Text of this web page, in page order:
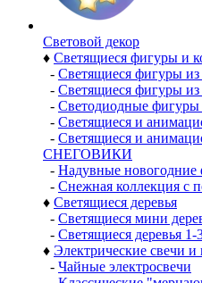
Световой декор
♦ Светящиеся фигуры и
- Светящиеся фигуры из
- Светящиеся фигуры
- Светодиодные
- Светящиеся и
- Светящиеся и
СНЕГОВИКИ
- Надувные новогодние
- Снежная коллекция с
♦ Светящиеся деревья
- Светящиеся мини
- Светящиеся деревья 1-
♦ Электрические свечи и
- Чайные электросвечи